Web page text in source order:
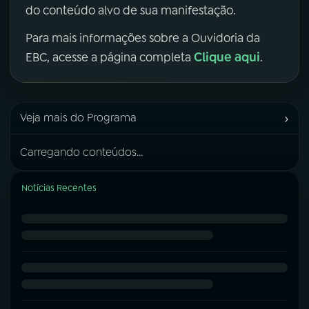
do conteúdo alvo de sua manifestação.
Para mais informações sobre a Ouvidoria da
EBC, acesse a página completa Clique aqui.
Veja mais do Programa ›
Carregando conteúdos...
Notícias Recentes